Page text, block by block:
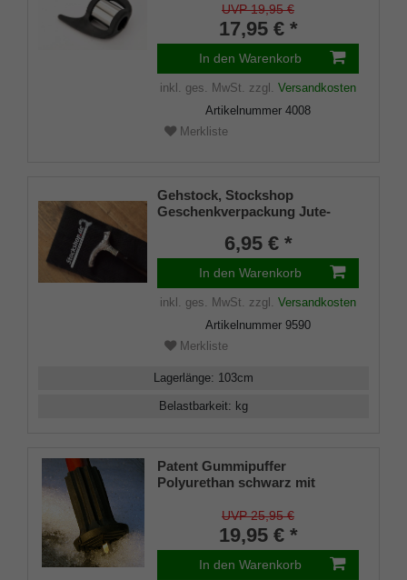
(18 - 22mm), Weichgummi
UVP 19,95 €
17,95 € *
In den Warenkorb
inkl. ges. MwSt. zzgl. Versandkosten
Artikelnummer 4008
Merkliste
Gehstock, Stockshop
Geschenkverpackung Jute-
Klettverschluss6,95 € *
In den Warenkorb
inkl. ges. MwSt. zzgl. Versandkosten
Artikelnummer 9590
Merkliste
Lagerlänge: 103cm
Belastbarkeit: kg
Patent Gummipuffer
Polyurethan schwarz mit
Gehstöcke aus Holz und Metall,
flexibler Schaft für
Durchmesser von ca. 17-22 mm
UVP 25,95 €
19,95 € *
In den Warenkorb